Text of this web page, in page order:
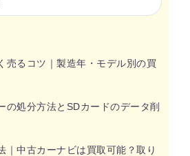
売るコツ｜製造年・モデル別の買
の処分方法とSDカードのデータ削
｜中古カーナビは買取可能？取り